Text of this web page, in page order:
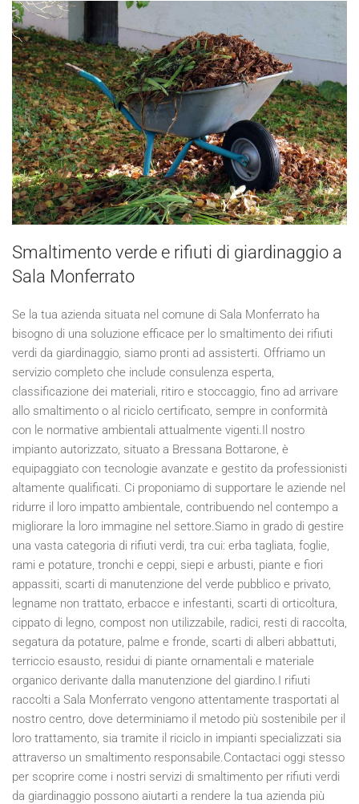
Smaltimento verde e rifiuti di giardinaggio a
Sala Monferrato
Se la tua azienda situata nel comune di Sala Monferrato ha
bisogno di una soluzione efficace per lo smaltimento dei rifiuti
verdi da giardinaggio, siamo pronti ad assisterti. Offriamo un
servizio completo che include consulenza esperta,
classificazione dei materiali, ritiro e stoccaggio, fino ad arrivare
allo smaltimento o al riciclo certificato, sempre in conformità
con le normative ambientali attualmente vigenti.Il nostro
impianto autorizzato, situato a Bressana Bottarone, è
equipaggiato con tecnologie avanzate e gestito da professionisti
altamente qualificati. Ci proponiamo di supportare le aziende nel
ridurre il loro impatto ambientale, contribuendo nel contempo a
migliorare la loro immagine nel settore.Siamo in grado di gestire
una vasta categoria di rifiuti verdi, tra cui: erba tagliata, foglie,
rami e potature, tronchi e ceppi, siepi e arbusti, piante e fiori
appassiti, scarti di manutenzione del verde pubblico e privato,
legname non trattato, erbacce e infestanti, scarti di orticoltura,
cippato di legno, compost non utilizzabile, radici, resti di raccolta,
segatura da potature, palme e fronde, scarti di alberi abbattuti,
terriccio esausto, residui di piante ornamentali e materiale
organico derivante dalla manutenzione del giardino.I rifiuti
raccolti a Sala Monferrato vengono attentamente trasportati al
nostro centro, dove determiniamo il metodo più sostenibile per il
loro trattamento, sia tramite il riciclo in impianti specializzati sia
attraverso un smaltimento responsabile.Contactaci oggi stesso
per scoprire come i nostri servizi di smaltimento per rifiuti verdi
da giardinaggio possono aiutarti a rendere la tua azienda più